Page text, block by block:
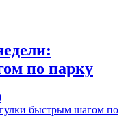
по парку